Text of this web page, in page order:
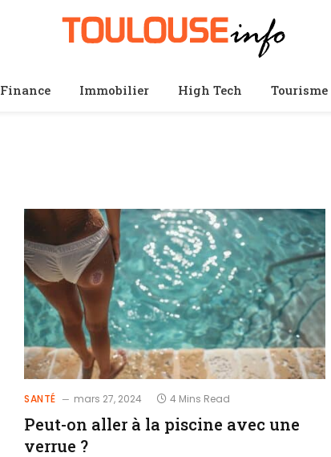
Finance Immobilier High Tech Tourisme
SANTÉ mars 27, 2024 4 Mins Read
Peut-on aller à la piscine avec une
verrue ?